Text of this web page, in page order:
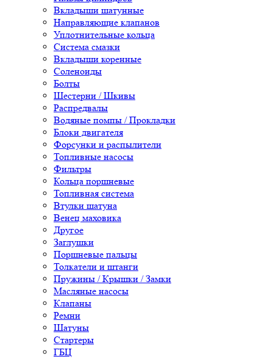
Вкладыши шатунные
Направляющие клапанов
Уплотнительные кольца
Система смазки
Вкладыши коренные
Соленоиды
Болты
Шестерни / Шкивы
Распредвалы
Водяные помпы / Прокладки
Блоки двигателя
Форсунки и распылители
Топливные насосы
Фильтры
Кольца поршневые
Топливная система
Втулки шатуна
Венец маховика
Другое
Заглушки
Поршневые пальцы
Толкатели и штанги
Пружины / Крышки / Замки
Масляные насосы
Клапаны
Ремни
Шатуны
Стартеры
ГБЦ